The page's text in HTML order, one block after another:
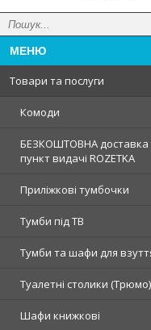
Товари та послуги
Комоди
БЕЗКОШТОВНА доставка
пункт видачі ROZETKA
Приліжкові тумбочки
Тумби під ТВ
Тумби та шафи для
Туалетні столики (Трюмо)
Шафи книжкові